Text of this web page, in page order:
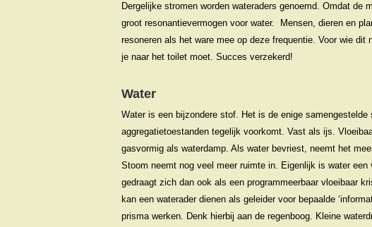
Dergelijke stromen worden wateraders genoemd. Omdat
groot resonantievermogen voor water. Mensen, dieren en
resoneren als het ware mee op deze frequentie. Voor wie
je naar het toilet moet. Succes verzekerd!
Water
Water is een bijzondere stof. Het is de enige samengestelde
aggregatietoestanden tegelijk voorkomt. Vast als ijs.
gasvormig als waterdamp. Als water bevriest, neemt het
Stoom neemt nog veel meer ruimte in. Eigenlijk is water een
gedraagt zich dan ook als een programmeerbaar vloeibaar
kan een waterader dienen als geleider voor bepaalde
prisma werken. Denk hierbij aan de regenboog. Kleine